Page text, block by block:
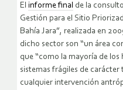
El informe final de la
Gestión para el Sitio
Bahía Jara”, realizada en
dicho sector son “un área
que “como la mayoría de
sistemas frágiles de carácter
cualquier intervención